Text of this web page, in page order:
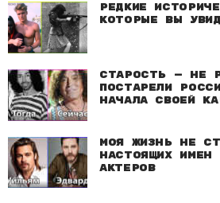
Редкие
которые вы
Старость — не
постарели
начала своей
Моя жизнь не
настоящих имен
актеров